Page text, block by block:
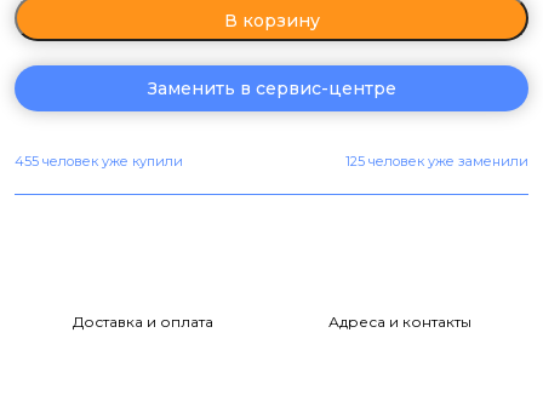
В корзину
Заменить в сервис-центре
455 человек уже купили 125 человек уже заменили
Доставка и оплата Адреса и контакты